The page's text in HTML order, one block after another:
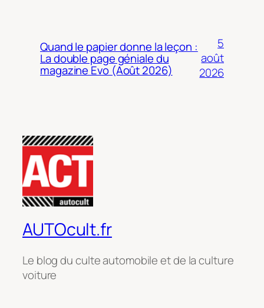
Quand le papier donne la leçon :
La double page géniale du
magazine Evo (Août 2026)
5
août
2026
AUTOcult.fr
Le blog du culte automobile et de la culture
voiture